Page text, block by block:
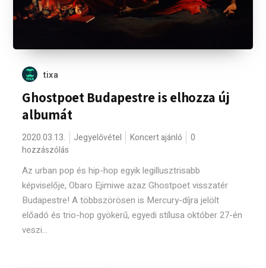
tixa
Ghostpoet Budapestre is elhozza új
albumát
2020.03.13. Jegyelővétel Koncert ajánló
0
hozzászólás
Az urban pop és hip-hop egyik legillusztrisabb
képviselője, Obaro Ejimiwe azaz Ghostpoet visszatér
Budapestre! A többszörösen is Mercury-díjra jelölt
előadó és trio-hop gyökerű, egyedi stílusa október 27-én
veszi...